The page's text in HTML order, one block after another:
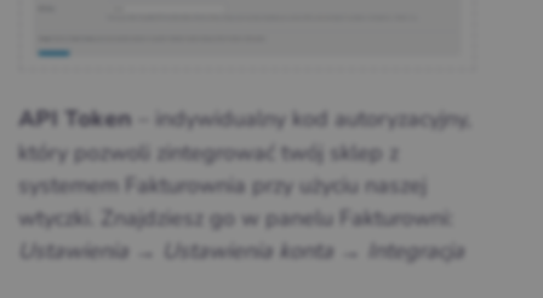
API Token
– indywidualny kod autoryzacyjny,
który pozwoli zintegrować twój sklep z
systemem Fakturownia przy użyciu naszej
wtyczki. Znajdziesz go w panelu Fakturowni:
Ustawienia → Ustawienia konta → Integracja